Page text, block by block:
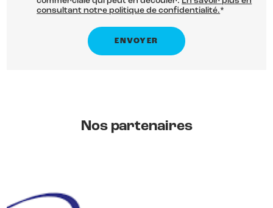
consultant notre politique de confidentialité.*
Nos partenaires